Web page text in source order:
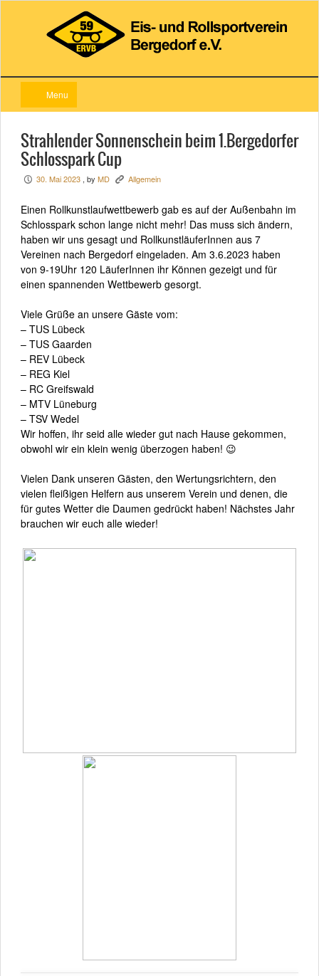
Menu
Strahlender Sonnenschein beim 1.Bergedorfer
Schlosspark Cup
P 30. Mai 2023 , by MD K Allgemein
Einen Rollkunstlaufwettbewerb gab es auf der Außenbahn im
Schlosspark schon lange nicht mehr! Das muss sich ändern,
haben wir uns gesagt und RollkunstläuferInnen aus 7
Vereinen nach Bergedorf eingeladen. Am 3.6.2023 haben
von 9-19Uhr 120 LäuferInnen ihr Können gezeigt und für
einen spannenden Wettbewerb gesorgt.
Viele Grüße an unsere Gäste vom:
– TUS Lübeck
– TUS Gaarden
– REV Lübeck
– REG Kiel
– RC Greifswald
– MTV Lüneburg
– TSV Wedel
Wir hoffen, ihr seid alle wieder gut nach Hause gekommen,
obwohl wir ein klein wenig überzogen haben! 😉
Vielen Dank unseren Gästen, den Wertungsrichtern, den
vielen fleißigen Helfern aus unserem Verein und denen, die
für gutes Wetter die Daumen gedrückt haben! Nächstes Jahr
brauchen wir euch alle wieder!